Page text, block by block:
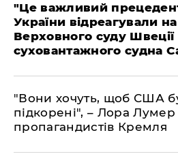
"Це важливий
України відреагували
Верховного суду
суховантажного судна
"Вони хочуть, щоб США
підкорені", – Лора
пропагандистів Кремля